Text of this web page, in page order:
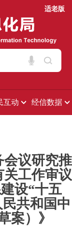
适老版
互动 经信数据
会议研究推
工作审议
设“十五
共和国中
案）》